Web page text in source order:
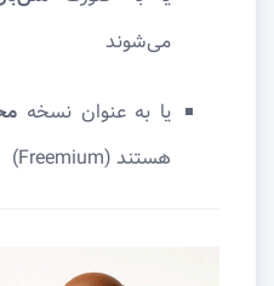
می‌شوند
یا به عنوان نسخه
هستند (Freemium)